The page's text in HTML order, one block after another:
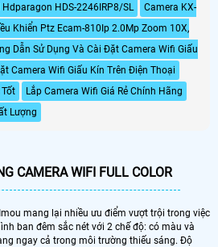
HDS-2246IRP8/SL
Camera KX-
Khiển Ptz Ecam-810Ip 2.0Mp Zoom 10X,
Dẫn Sử Dụng Và Cài Đặt Camera Wifi Giấu
Camera Wifi Giấu Kín Trên Điện Thoại
Lắp Camera Wifi Giá Rẻ Chính Hãng
Lượng
CAMERA WIFI FULL COLOR
mang lại nhiều ưu điểm vượt trội trong việc
ban đêm sắc nét với 2 chế độ: có màu và
ngay cả trong môi trường thiếu sáng. Độ